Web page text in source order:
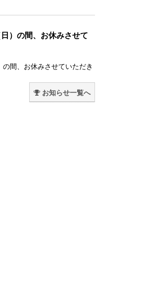
）の間、お休みさせて
間、お休みさせていただき
お知らせ一覧へ